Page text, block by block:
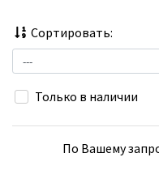
Сортировать:
Только в наличии
По Вашему